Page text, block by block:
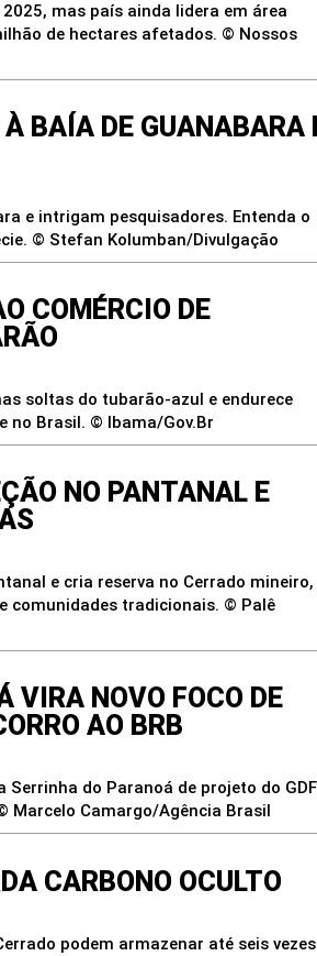
mas país ainda lidera em área
de hectares afetados. © Nossos
BAÍA DE GUANABARA
e intrigam pesquisadores. Entenda o
© Stefan Kolumban/Divulgação
COMÉRCIO DE
soltas do tubarão-azul e endurece
no Brasil. © Ibama/Gov.Br
NO PANTANAL E
e cria reserva no Cerrado mineiro,
comunidades tradicionais. © Palê
VIRA NOVO FOCO DE
AO BRB
do Paranoá de projeto do GDF
Marcelo Camargo/Agência Brasil
CARBONO OCULTO
podem armazenar até seis vezes